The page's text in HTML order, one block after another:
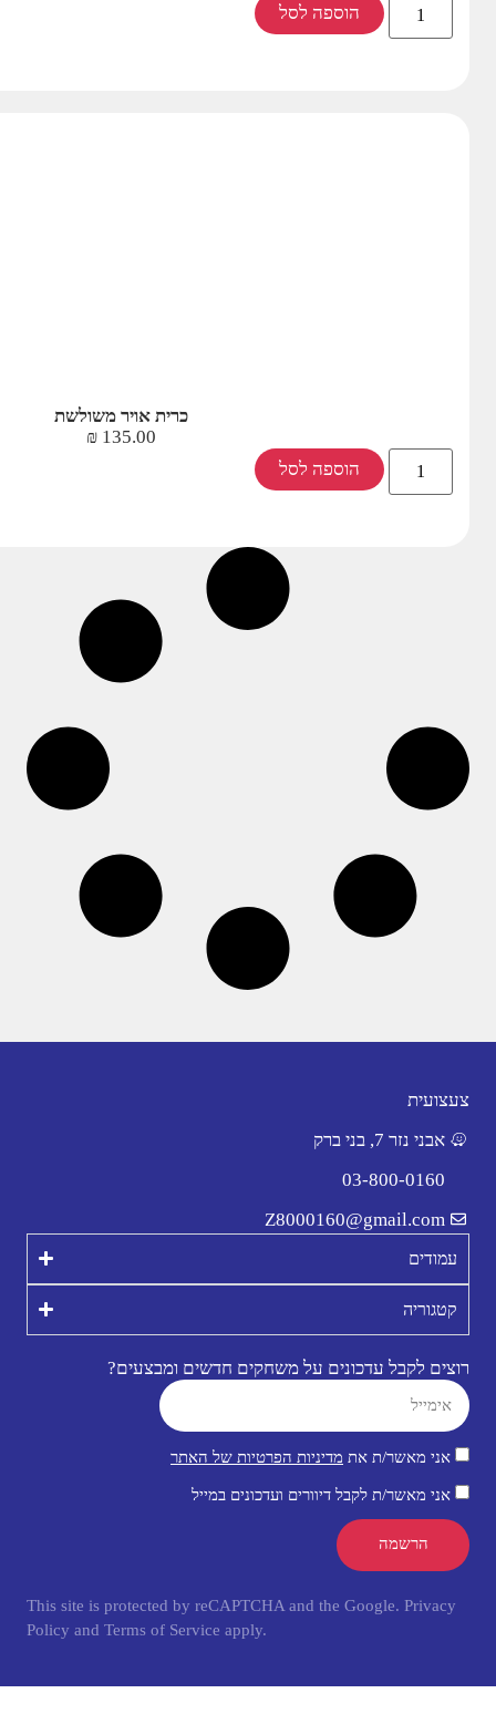
הוספה לסל
כרית אויר משולשת
135.00
₪
הוספה לסל
צעצועית
אבני נזר 7, בני ברק
03-800-0160
Z8000160@gmail.com
עמודים
קטגוריה
רוצים לקבל עדכונים על משחקים חדשים ומבצעים?
אני מאשר/ת את מדיניות הפרטיות של האתר
אני מאשר/ת לקבל דיוורים ועדכונים במייל
הרשמה
This site is protected by reCAPTCHA and the Google. Privacy
Policy and Terms of Service apply.